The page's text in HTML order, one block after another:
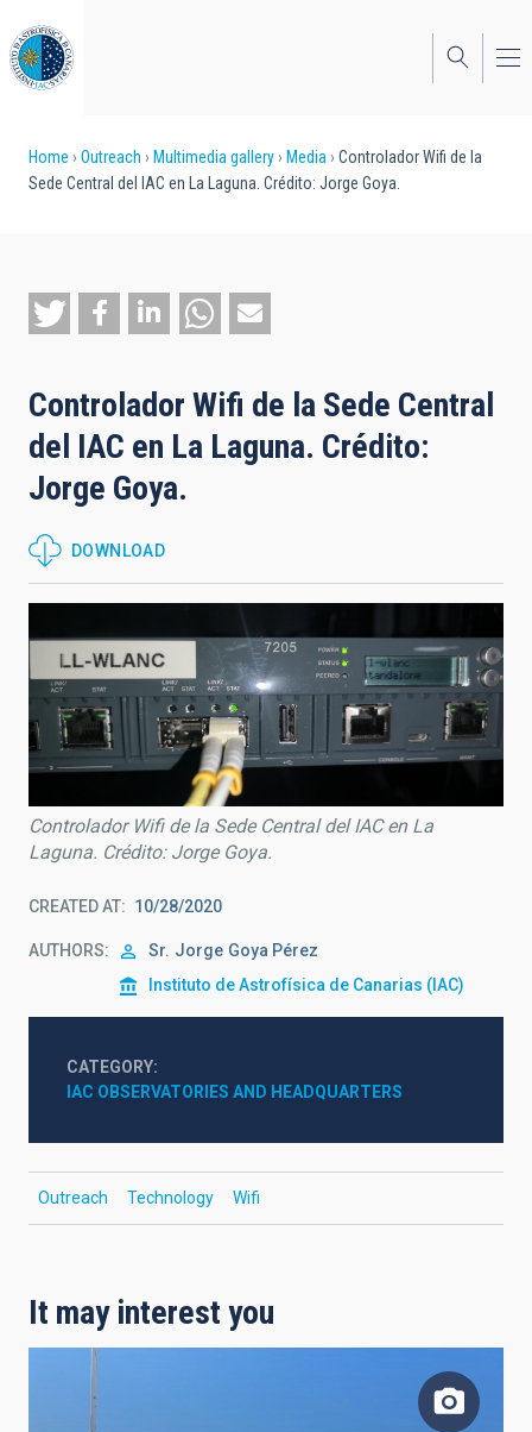
to
main
content
Breadcrumb
Home Outreach Multimedia gallery Media
Controlador Wifi de la
Sede Central del IAC en La Laguna. Crédito: Jorge Goya.
Controlador Wifi de la Sede Central
del IAC en La Laguna. Crédito:
Jorge Goya.
DOWNLOAD
Controlador Wifi de la Sede Central del IAC en La
Laguna. Crédito: Jorge Goya.
CREATED AT 10/28/2020
AUTHORS Sr. Jorge Goya Pérez
Instituto de Astrofísica de Canarias (IAC)
CATEGORY
IAC OBSERVATORIES AND HEADQUARTERS
Outreach Technology Wifi
It may interest you